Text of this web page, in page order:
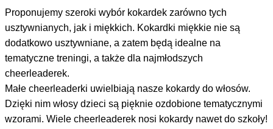
Proponujemy szeroki wybór kokardek zarówno tych
usztywnianych, jak i miękkich. Kokardki miękkie nie są
dodatkowo usztywniane, a zatem będą idealne na
tematyczne treningi, a także dla najmłodszych
cheerleaderek.
Małe cheerleaderki uwielbiają nasze kokardy do włosów.
Dzięki nim włosy dzieci są pięknie ozdobione tematycznymi
wzorami. Wiele cheerleaderek nosi kokardy nawet do szkoły!